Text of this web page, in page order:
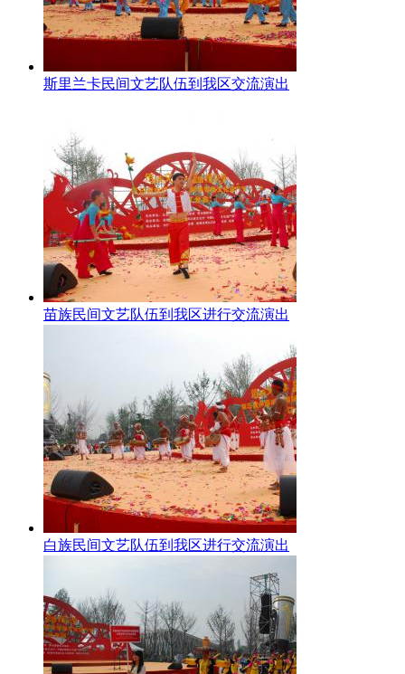
斯里兰卡民间文艺队伍到我区交流演出
苗族民间文艺队伍到我区进行交流演出
白族民间文艺队伍到我区进行交流演出